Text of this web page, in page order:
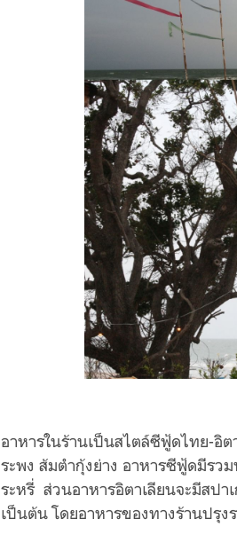
อาหารในร้านเป็นสไตล์ซีฟู้ดไทย-อิ
ระพง ส้มตำกุ้งย่าง อาหารซีฟู้ดมีรว
ระหรี่ ส่วนอาหารอิตาเลียนจะมีสปา
เป็นต้น โดยอาหารของทางร้านปรุง